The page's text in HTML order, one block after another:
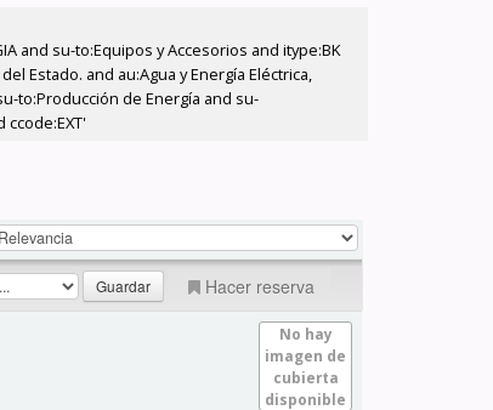
and su-to:Equipos y Accesorios and itype:BK
Estado. and au:Agua y Energía Eléctrica,
to:Producción de Energía and su-
Hacer reserva
No hay
imagen de
cubierta
disponible